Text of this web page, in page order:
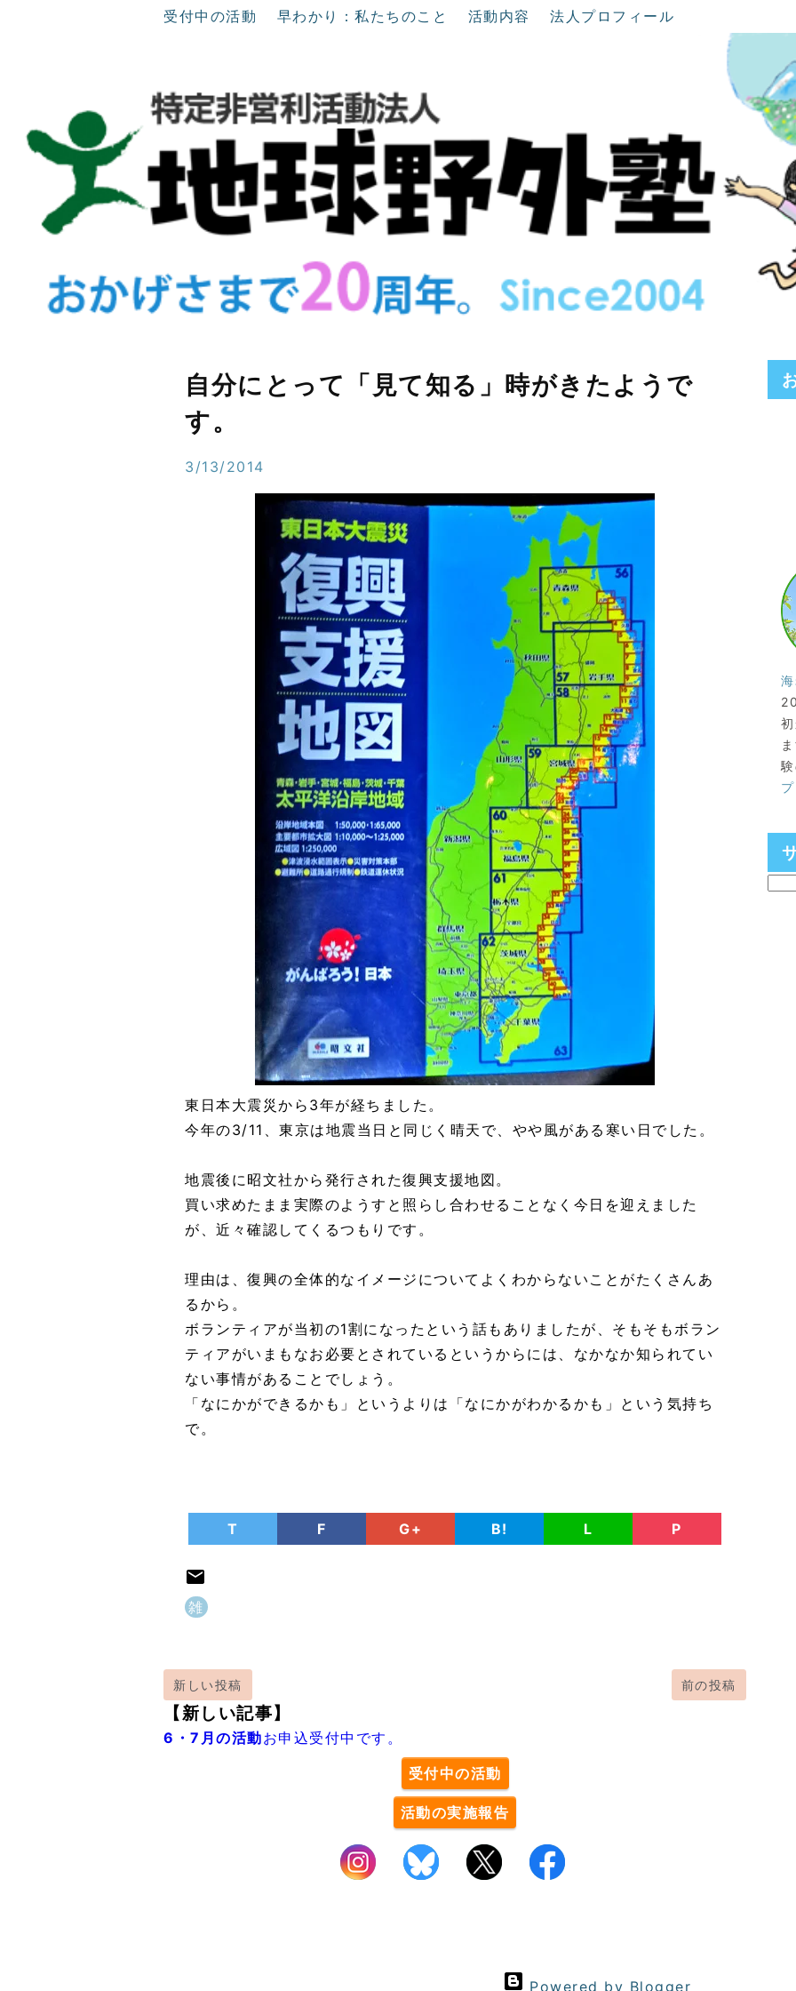
受付中の活動 早わかり：私たちのこと 活動内容 法人プロフィール
自分にとって「見て知る」時がきたようで
す。
3/13/2014
東日本大震災から3年が経ちました。
今年の3/11、東京は地震当日と同じく晴天で、やや風がある寒い日でした。
地震後に昭文社から発行された復興支援地図。
買い求めたまま実際のようすと照らし合わせることなく今日を迎えました
が、近々確認してくるつもりです。
理由は、復興の全体的なイメージについてよくわからないことがたくさんあ
るから。
ボランティアが当初の1割になったという話もありましたが、そもそもボラン
ティアがいまもなお必要とされているというからには、なかなか知られてい
ない事情があることでしょう。
「なにかができるかも」というよりは「なにかがわかるかも」という気持ち
で。
T F G+ B! L P
雑
新しい投稿 前の投稿
【新しい記事】
6・7月の活動お申込受付中です。
受付中の活動
活動の実施報告
Powered by Blogger